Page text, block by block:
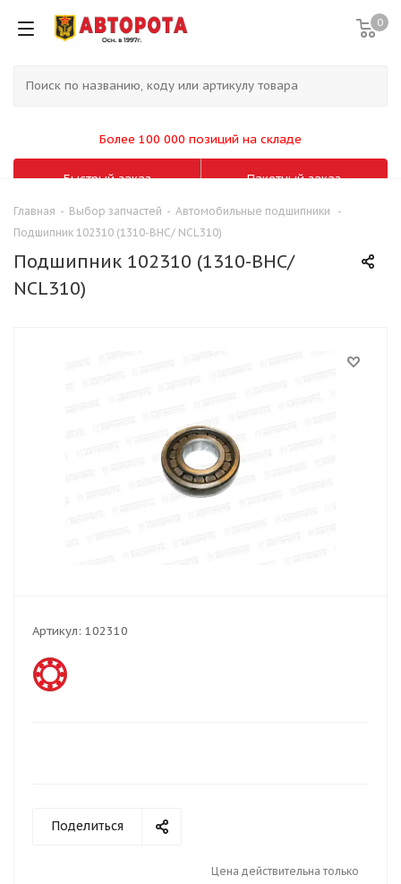
0
Более 100 000 позиций на складе
Быстрый заказ Пакетный заказ
Главная - Выбор запчастей - Автомобильные подшипники
-
Подшипник 102310 (1310-ВНС/ NCL310)
Подшипник 102310 (1310-ВНС/
NCL310)
Артикул: 102310
Поделиться
Цена действительна только